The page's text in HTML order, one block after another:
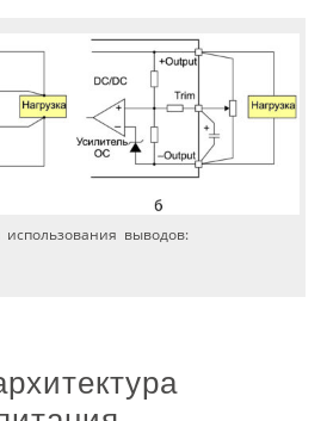
выводов: